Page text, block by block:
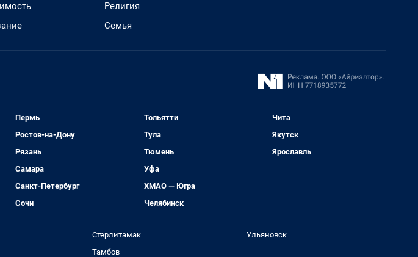
Религия
Семья
Пермь
Ростов-на-Дону
Рязань
Самара
Санкт-Петербург
Сочи
Тольятти
Тула
Тюмень
Уфа
ХМАО — Югра
Челябинск
Чита
Якутск
Ярославль
Стерлитамак
Тамбов
Ульяновск